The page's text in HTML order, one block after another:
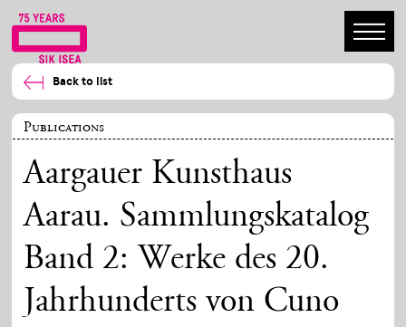
Back to list
Publications
Aargauer Kunsthaus
Aarau. Sammlungskatalog
Band 2: Werke des 20.
Jahrhunderts von Cuno